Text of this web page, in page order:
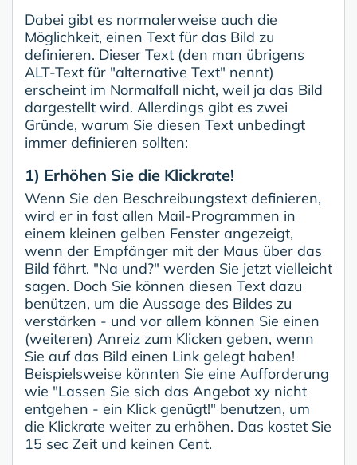
Dabei gibt es normalerweise auch die
Möglichkeit, einen Text für das Bild zu
definieren. Dieser Text (den man übrigens
ALT-Text für "alternative Text" nennt)
erscheint im Normalfall nicht, weil ja das Bild
dargestellt wird. Allerdings gibt es zwei
Gründe, warum Sie diesen Text unbedingt
immer definieren sollten:
1) Erhöhen Sie die Klickrate!
Wenn Sie den Beschreibungstext definieren,
wird er in fast allen Mail-Programmen in
einem kleinen gelben Fenster angezeigt,
wenn der Empfänger mit der Maus über das
Bild fährt. "Na und?" werden Sie jetzt vielleicht
sagen. Doch Sie können diesen Text dazu
benützen, um die Aussage des Bildes zu
verstärken - und vor allem können Sie einen
(weiteren) Anreiz zum Klicken geben, wenn
Sie auf das Bild einen Link gelegt haben!
Beispielsweise könnten Sie eine Aufforderung
wie "Lassen Sie sich das Angebot xy nicht
entgehen - ein Klick genügt!" benutzen, um
die Klickrate weiter zu erhöhen. Das kostet Sie
15 sec Zeit und keinen Cent.